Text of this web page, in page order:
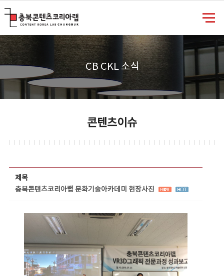
CB CKL 소식
콘텐츠이슈
제목
충북콘텐츠코리아랩 문화기술아카데미 현장사진